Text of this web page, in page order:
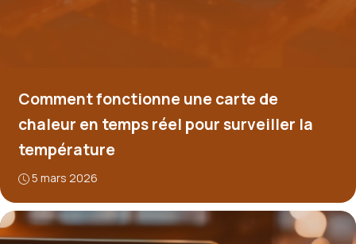
Comment fonctionne une carte de
chaleur en temps réel pour surveiller la
température
5 mars 2026